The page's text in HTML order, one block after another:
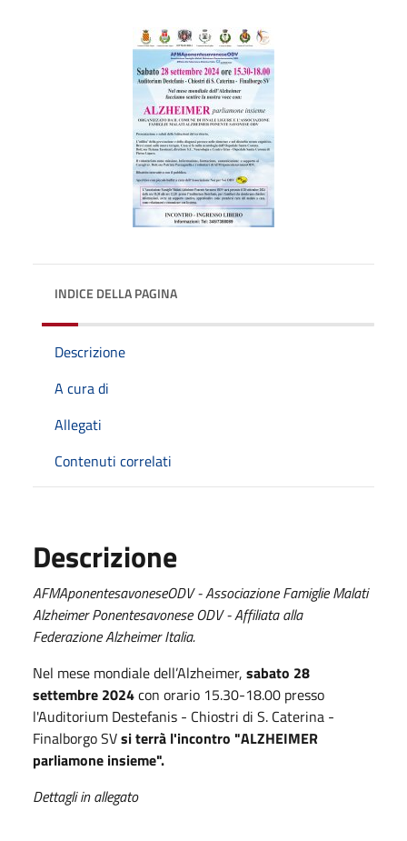
INDICE DELLA PAGINA
Descrizione
A cura di
Allegati
Contenuti correlati
Descrizione
AFMAponentesavoneseODV - Associazione Famiglie Malati
Alzheimer Ponentesavonese ODV - Affiliata alla
Federazione Alzheimer Italia.
Nel mese mondiale dell’Alzheimer, sabato 28
settembre 2024con orario 15.30-18.00 presso
l'Auditorium Destefanis - Chiostri di S. Caterina -
Finalborgo SVsi terrà l'incontro "ALZHEIMER
parliamone insieme".
Dettagli in allegato